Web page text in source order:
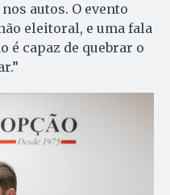
autos. O evento
eleitoral, e uma fala
é capaz de quebrar o